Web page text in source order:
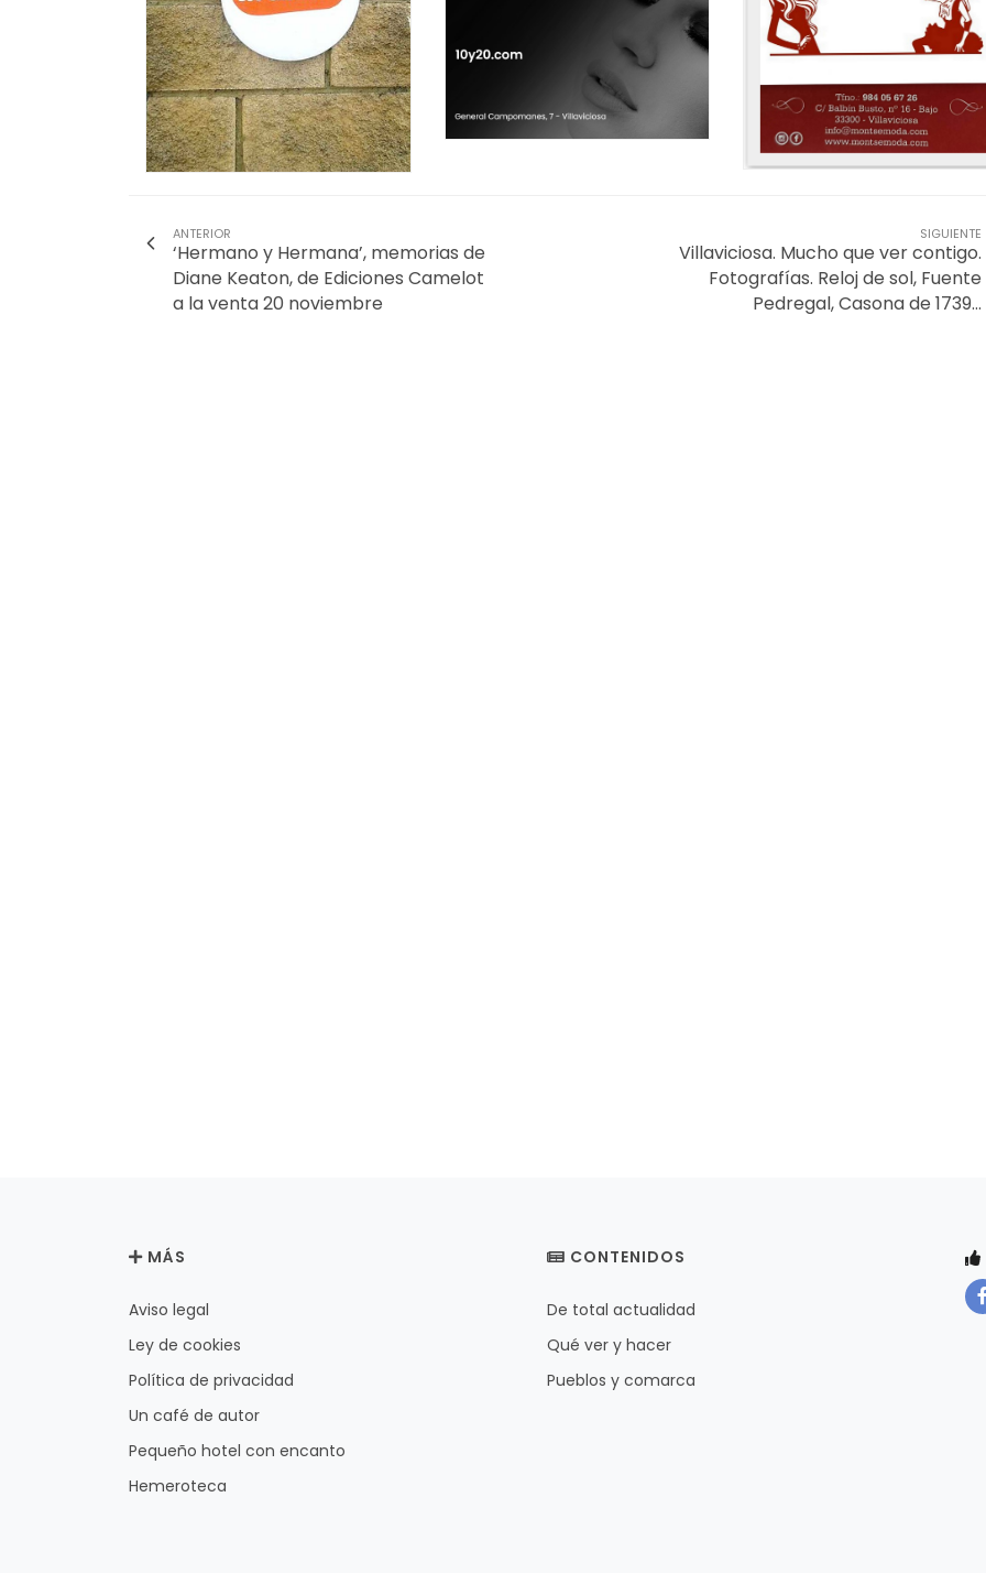
ANTERIOR
‘Hermano y Hermana’, memorias de
Diane Keaton, de Ediciones Camelot
a la venta 20 noviembre
SIGUIENTE
Villaviciosa. Mucho que ver contigo.
Fotografías. Reloj de sol, Fuente
Pedregal, Casona de 1739…
MÁS
Aviso legal
Ley de cookies
Política de privacidad
Un café de autor
Pequeño hotel con encanto
Hemeroteca
CONTENIDOS
De total actualidad
Qué ver y hacer
Pueblos y comarca